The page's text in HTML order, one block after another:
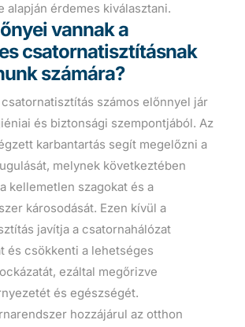
alapján érdemes kiválasztani.
vannak a
csatornatisztításnak
számára?
számos előnnyel jár
és biztonsági szempontjából. Az
karbantartás segít megelőzni a
melynek következtében
kellemetlen szagokat és a
károsodását. Ezen kívül a
javítja a csatornahálózat
és csökkenti a lehetséges
ezáltal megőrizve
és egészségét.
hozzájárul az otthon